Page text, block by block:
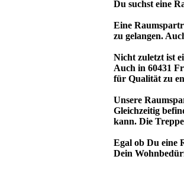
Du suchst eine
Eine
zu gelangen.
Nicht zuletzt ist
Auch in 60431
für Qualität zu
Unsere
Gleichzeitig
kann. Die
Egal ob Du eine
Dein